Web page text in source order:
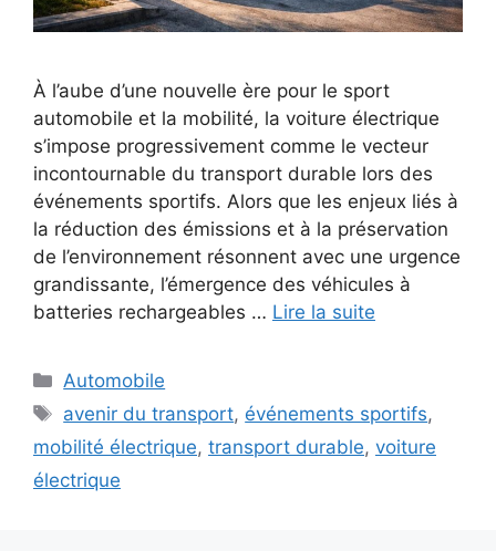
À l’aube d’une nouvelle ère pour le sport
automobile et la mobilité, la voiture électrique
s’impose progressivement comme le vecteur
incontournable du transport durable lors des
événements sportifs. Alors que les enjeux liés à
la réduction des émissions et à la préservation
de l’environnement résonnent avec une urgence
grandissante, l’émergence des véhicules à
batteries rechargeables … Lire la suite
Catégories
Automobile
Étiquettes
avenir du transport, événements sportifs,
mobilité électrique, transport durable, voiture
électrique